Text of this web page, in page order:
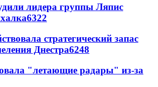
лидера группы Ляпис
6322
стратегический запас
Днестра6248
"летающие радары" из-за